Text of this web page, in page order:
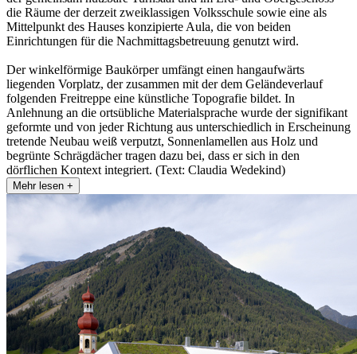
die Räume der derzeit zweiklassigen Volksschule sowie eine als
Mittelpunkt des Hauses konzipierte Aula, die von beiden
Einrichtungen für die Nachmittagsbetreuung genutzt wird.
Der winkelförmige Baukörper umfängt einen hangaufwärts
liegenden Vorplatz, der zusammen mit der dem Geländeverlauf
folgenden Freitreppe eine künstliche Topografie bildet. In
Anlehnung an die ortsübliche Materialsprache wurde der signifikant
geformte und von jeder Richtung aus unterschiedlich in Erscheinung
tretende Neubau weiß verputzt, Sonnenlamellen aus Holz und
begrünte Schrägdächer tragen dazu bei, dass er sich in den
dörflichen Kontext integriert. (Text: Claudia Wedekind)
Mehr lesen +